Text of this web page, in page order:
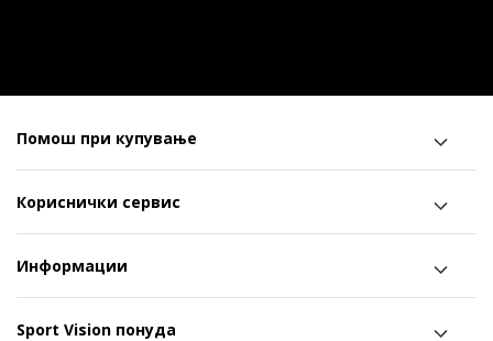
Помош при купување
Кориснички сервис
Информации
Sport Vision понуда